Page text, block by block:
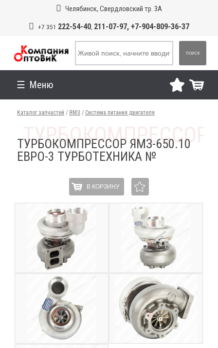
Челябинск, Свердловский тр. 3А
+7 351 222-54-40, 211-07-97, +7-904-809-36-37
ПОИСК
Меню
Каталог запчастей / ЯМЗ / Система питания двигателя
ТУРБОКОМПРЕССОР ЯМЗ-650.10
ЕВРО-3 ТУРБОТЕХНИКА №
В КОРЗИНУ